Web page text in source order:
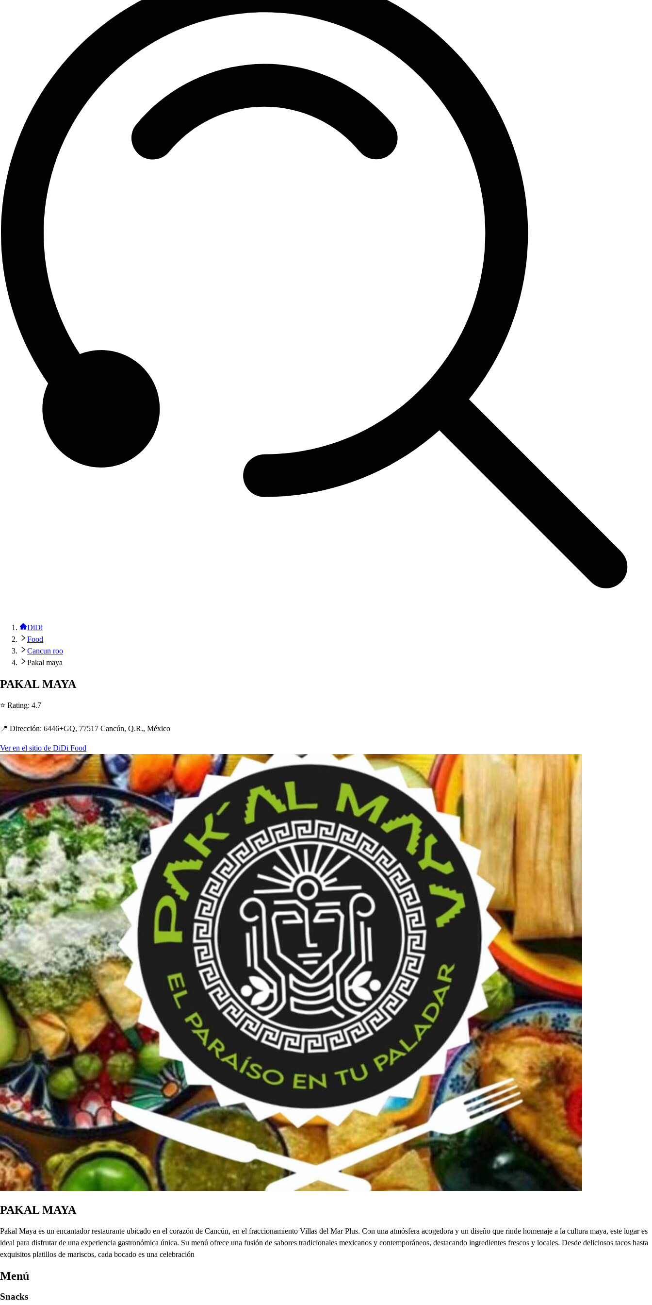
DiDi
Food
Cancun roo
Pakal maya
PAKAL MAYA
⭐ Rating: 4.7
📍 Dirección: 6446+GQ, 77517 Cancún, Q.R., México
Ver en el sitio de DiDi Food
PAKAL MAYA
Pakal Maya es un encantador restaurante ubicado en el corazón de Cancún, en el fraccionamiento Villas del Mar Plus. Con una atmósfera acogedora y un diseño que rinde homenaje a la cultura maya, este lugar es
ideal para disfrutar de una experiencia gastronómica única. Su menú ofrece una fusión de sabores tradicionales mexicanos y contemporáneos, destacando ingredientes frescos y locales. Desde deliciosos tacos hasta
exquisitos platillos de mariscos, cada bocado es una celebración
Menú
Snacks